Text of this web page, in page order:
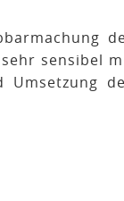
sensibel
Umsetzung